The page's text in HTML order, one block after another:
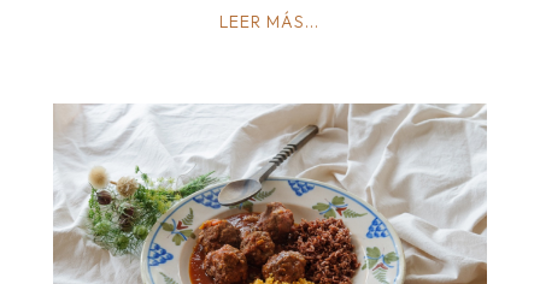
LEER MÁS...